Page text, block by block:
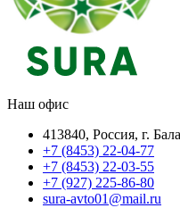
Наш офис
413840, Россия, г.
+7 (8453) 22-04-77
+7 (8453) 22-03-55
+7 (927) 225-86-80
sura-avto01@mail.ru